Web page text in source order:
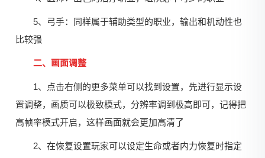
5、弓手：同样属于辅助类型的职业，输出和机动性也
比较强
二、画面调整
1、点击右侧的更多菜单可以找到设置，先进行显示设
置调整，画质可以极致模式，分辨率调到极高即可，记得把
高帧率模式开启，这样画面就会更加高清了
2、在恢复设置玩家可以设定生命或者内力恢复时指定